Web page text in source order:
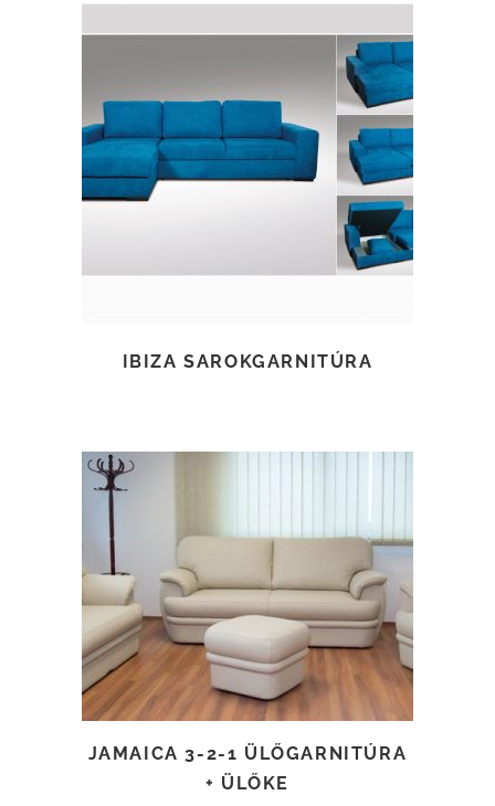
TOVÁBB OLVASOM
IBIZA SAROKGARNITÚRA
TOVÁBB OLVASOM
JAMAICA 3-2-1 ÜLŐGARNITÚRA
+ ÜLŐKE